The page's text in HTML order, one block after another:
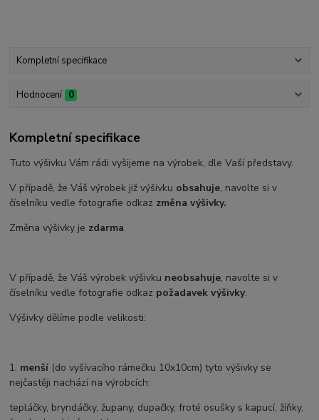
Kompletní specifikace
Hodnocení 0
Kompletní specifikace
Tuto výšivku Vám rádi vyšijeme na výrobek, dle Vaší představy.
V případě, že Váš výrobek již výšivku obsahuje, navolte si v
číselníku vedle fotografie odkaz změna výšivky.
Změna výšivky je zdarma.
V případě, že Váš výrobek výšivku neobsahuje, navolte si v
číselníku vedle fotografie odkaz požadavek výšivky.
Výšivky dělíme podle velikosti:
1. menší (do vyšívacího rámečku 10x10cm) tyto výšivky se
nejčastěji nachází na výrobcích:
tepláčky, bryndáčky, župany, dupačky, froté osušky s kapucí, žíňky,